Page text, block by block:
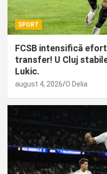
SPORT
FCSB intensifică
transfer! U Cluj
Lukic.
august 4, 2026 O Delia